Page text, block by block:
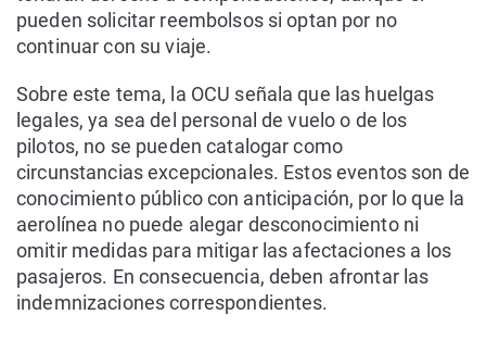
pueden solicitar reembolsos si optan por no
continuar con su viaje.
Sobre este tema, la OCU señala que las huelgas
legales, ya sea del personal de vuelo o de los
pilotos, no se pueden catalogar como
circunstancias excepcionales. Estos eventos son de
conocimiento público con anticipación, por lo que la
aerolínea no puede alegar desconocimiento ni
omitir medidas para mitigar las afectaciones a los
pasajeros. En consecuencia, deben afrontar las
indemnizaciones correspondientes.